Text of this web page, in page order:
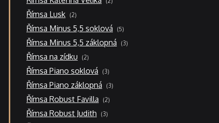
produkty
Římsa Lusk 22
produkty
Římsa Minus 5,5 soklová 55
produktů
Římsa Minus 5,5 záklopná 33
produkty
Římsa na zídku 22
produkty
Římsa Piano soklová 33
produkty
Římsa Piano záklopná 33
produkty
Římsa Robust Favilla 22
produkty
Římsa Robust Judith 33
produkty